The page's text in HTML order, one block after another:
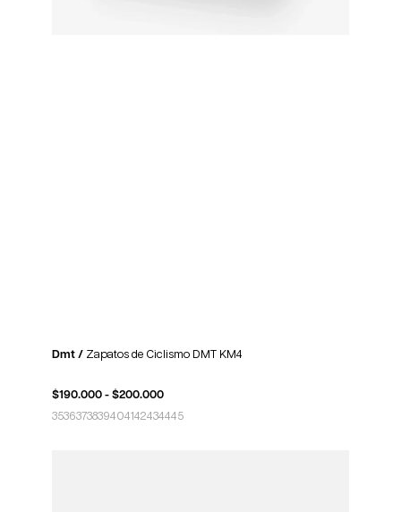
Dmt / Zapatos de Ciclismo DMT KM4
$190.000 - $200.000
3536373839404142434445